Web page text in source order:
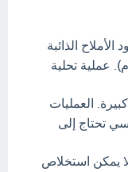
الذائبة
عملية تحلية
العمليات
تحتاج إلى
يمكن استخلاص